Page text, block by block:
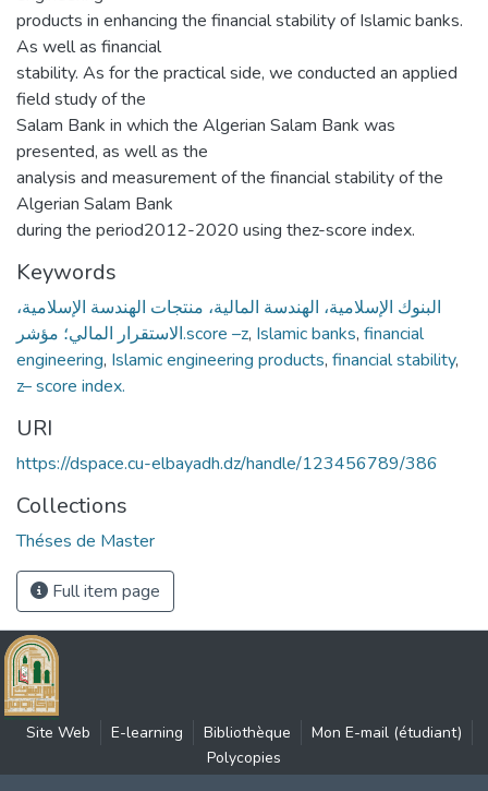
products in enhancing the financial stability of Islamic banks.
As well as financial
stability. As for the practical side, we conducted an applied
field study of the
Salam Bank in which the Algerian Salam Bank was
presented, as well as the
analysis and measurement of the financial stability of the
Algerian Salam Bank
during the period2012-2020 using thez-score index.
Keywords
البنوك الإسلامية، الهندسة المالية، منتجات الهندسة الإسلامية،
الاستقرار المالي؛ مؤشر.score –z, Islamic banks, financial
engineering, Islamic engineering products, financial stability,
z– score index.
URI
https://dspace.cu-elbayadh.dz/handle/123456789/386
Collections
Théses de Master
Full item page
Site Web E-learning Bibliothèque
Mon E-mail (étudiant)
Polycopies